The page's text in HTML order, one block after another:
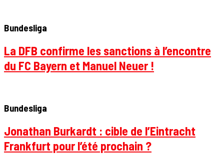
Bundesliga
La DFB confirme les sanctions à l’encontre
du FC Bayern et Manuel Neuer !
Bundesliga
Jonathan Burkardt : cible de l’Eintracht
Frankfurt pour l’été prochain ?